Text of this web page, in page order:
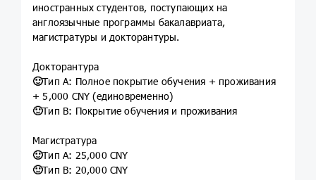
иностранных студентов, поступающих на
англоязычные программы бакалавриата,
магистратуры и докторантуры.
Докторантура
🙂Тип A: Полное покрытие обучения + проживания
+ 5,000 CNY (единовременно)
🙂Тип B: Покрытие обучения и проживания
Магистратура
🙂Тип A: 25,000 CNY
🙂Тип B: 20,000 CNY